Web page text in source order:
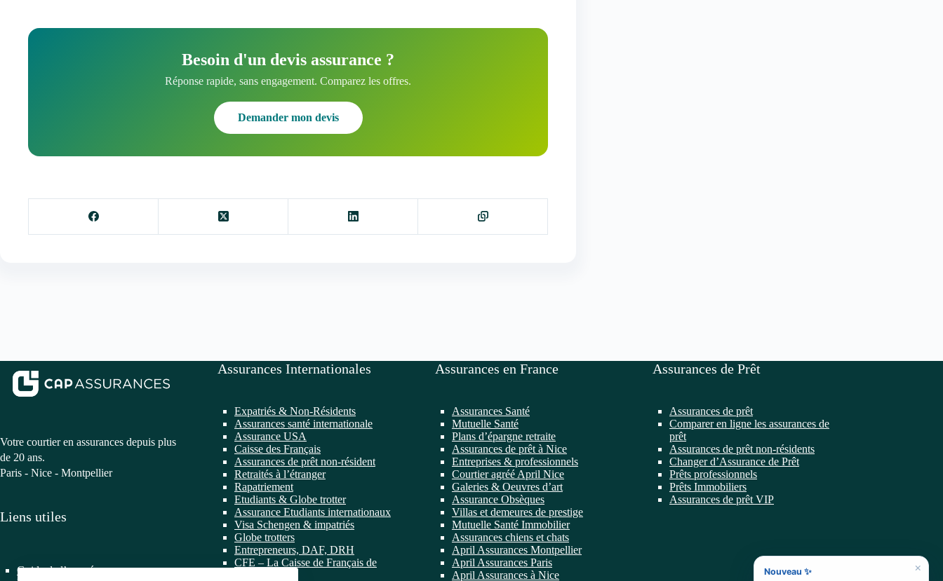
Besoin d'un devis assurance ?
Réponse rapide, sans engagement. Comparez les offres.
Demander mon devis
Votre courtier en assurances depuis plus
de 20 ans.
Paris - Nice - Montpellier
Liens utiles
Guide de l’assuré
Assurances Internationales
Expatriés & Non-Résidents
Assurances santé internationale
Assurance USA
Caisse des Français
Assurances de prêt non-résident
Retraités à l’étranger
Rapatriement
Etudiants & Globe trotter
Assurance Etudiants internationaux
Visa Schengen & impatriés
Globe trotters
Entrepreneurs, DAF, DRH
CFE – La Caisse de Français de
Assurances en France
Assurances Santé
Mutuelle Santé
Plans d’épargne retraite
Assurances de prêt à Nice
Entreprises & professionnels
Courtier agréé April Nice
Galeries & Oeuvres d’art
Assurance Obsèques
Villas et demeures de prestige
Mutuelle Santé Immobilier
Assurances chiens et chats
April Assurances Montpellier
April Assurances Paris
April Assurances à Nice
Assurances de Prêt
Assurances de prêt
Comparer en ligne les assurances de
prêt
Assurances de prêt non-résidents
Changer d’Assurance de Prêt
Prêts professionnels
Prêts Immobiliers
Assurances de prêt VIP
×
Nouveau ✨